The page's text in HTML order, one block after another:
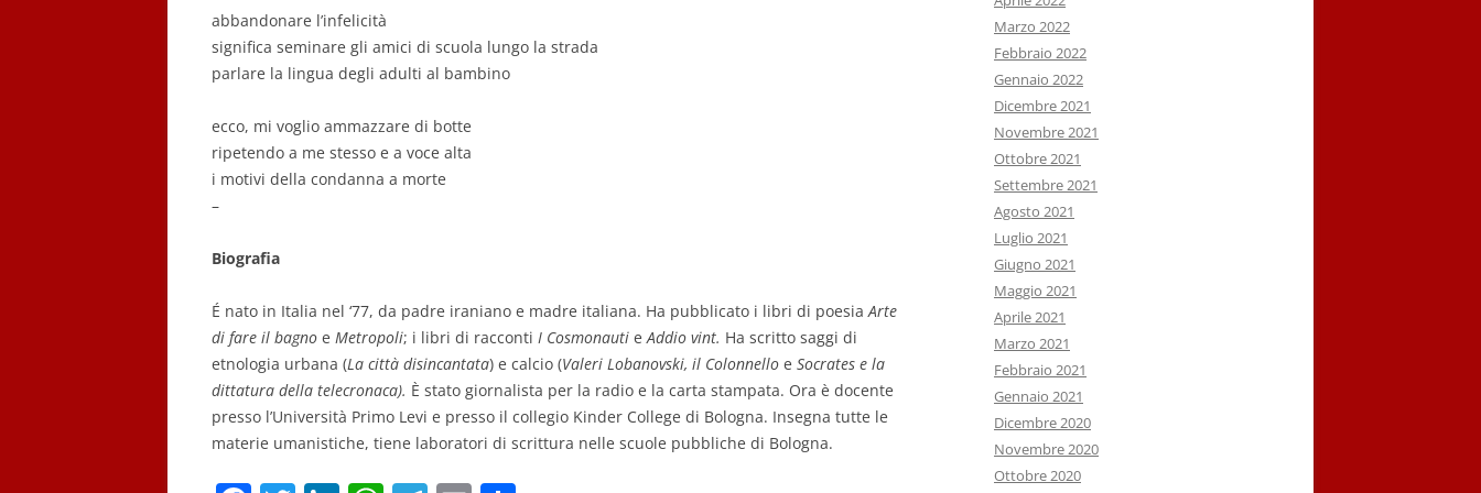
abbandonare l’infelicità
significa seminare gli amici di scuola lungo la strada
parlare la lingua degli adulti al bambino
ecco, mi voglio ammazzare di botte
ripetendo a me stesso e a voce alta
i motivi della condanna a morte
–
Biografia
É nato in Italia nel ‘77, da padre iraniano e madre italiana. Ha pubblicato i libri di poesiaArte
di fare il bagno e Metropoli; i libri di racconti I Cosmonauti eAddio vint. Ha scritto saggi di
etnologia urbana (La città disincantata) e calcio (Valeri Lobanovski, il Colonnello e Socrates e la
dittatura della telecronaca). È stato giornalista per la radio e la carta stampata. Ora è docente
presso l’Università Primo Levi e presso il collegio Kinder College di Bologna. Insegna tutte le
materie umanistiche, tiene laboratori di scrittura nelle scuole pubbliche di Bologna.
Marzo 2022
Febbraio 2022
Gennaio 2022
Dicembre 2021
Novembre 2021
Ottobre 2021
Settembre 2021
Agosto 2021
Luglio 2021
Giugno 2021
Maggio 2021
Aprile 2021
Marzo 2021
Febbraio 2021
Gennaio 2021
Dicembre 2020
Novembre 2020
Ottobre 2020